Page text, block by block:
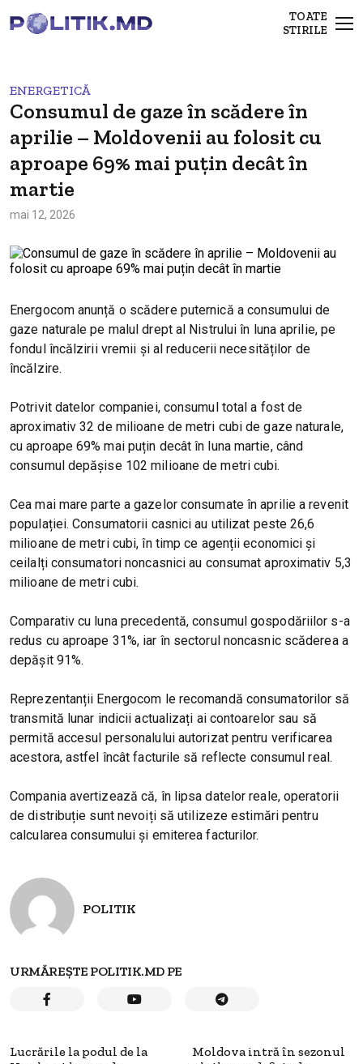
TOATE
STIRILE
ENERGETICĂ
Consumul de gaze în scădere în
aprilie – Moldovenii au folosit cu
aproape 69% mai puțin decât în
martie
mai 12, 2026
Energocom anunță o scădere puternică a consumului de
gaze naturale pe malul drept al Nistrului în luna aprilie, pe
fondul încălzirii vremii și al reducerii necesităților de
încălzire.
Potrivit datelor companiei, consumul total a fost de
aproximativ 32 de milioane de metri cubi de gaze naturale,
cu aproape 69% mai puțin decât în luna martie, când
consumul depășise 102 milioane de metri cubi.
Cea mai mare parte a gazelor consumate în aprilie a revenit
populației. Consumatorii casnici au utilizat peste 26,6
milioane de metri cubi, în timp ce agenții economici și
ceilalți consumatori noncasnici au consumat aproximativ 5,3
milioane de metri cubi.
Comparativ cu luna precedentă, consumul gospodăriilor s-a
redus cu aproape 31%, iar în sectorul noncasnic scăderea a
depășit 91%.
Reprezentanții Energocom le recomandă consumatorilor să
transmită lunar indicii actualizați ai contoarelor sau să
permită accesul personalului autorizat pentru verificarea
acestora, astfel încât facturile să reflecte consumul real.
Compania avertizează că, în lipsa datelor reale, operatorii
de distribuție sunt nevoiți să utilizeze estimări pentru
calcularea consumului și emiterea facturilor.
POLITIK
URMĂREȘTE POLITIK.MD PE
Lucrările la podul de la
Moldova intră în sezonul